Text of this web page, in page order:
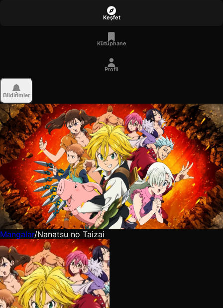
Keşfet
Kütüphane
Profil
Bildirimler
Mangalar/Nanatsu no Taizai